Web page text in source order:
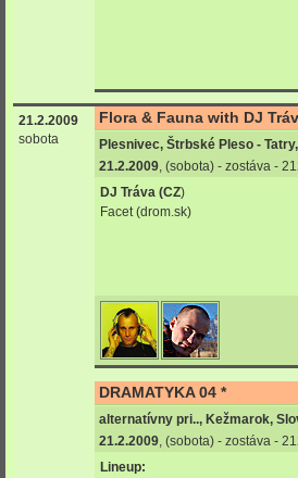
21.2.2009
sobota
Flora & Fauna with DJ
Plesnivec, Štrbské Pleso -
21.2.2009, (sobota) - zostáva -
DJ Tráva (CZ)
Facet (drom.sk)
DRAMATYKA 04 *
alternatívny pri.., Kežmarok,
21.2.2009, (sobota) - zostáva -
Lineup: